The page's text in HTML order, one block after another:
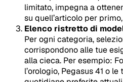
limitato, impegna a
su quell’articolo per
Elenco ristretto di
Per ogni categoria,
corrispondono alle tue
alla cieca. Per esempio:
l’orologio, Pegasus 41 o